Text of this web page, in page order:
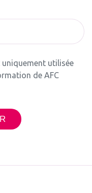
uniquement utilisée
de AFC